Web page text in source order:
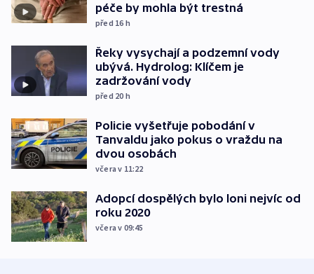
péče by mohla být trestná
před 16 h
Řeky vysychají a podzemní vody
ubývá. Hydrolog: Klíčem je
zadržování vody
před 20 h
Policie vyšetřuje pobodání v
Tanvaldu jako pokus o vraždu na
dvou osobách
včera v 11:22
Adopcí dospělých bylo loni nejvíc od
roku 2020
včera v 09:45